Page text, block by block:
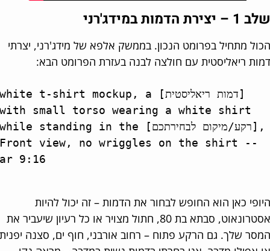
הדמות במידג'רני
מתחיל בפרומט הנכון. בממשק אלפא של מידג'רני, יצרתי
ריאליסטית עם חולצה לבנה בעזרת הפרומט הבא:
white t-shirt mockup, a [דמות ריאליסטית]
with small torso wearing a white shirt
while standing in the [רקע/מיקום לבחירתכם],
Front view, no wriggles on the shirt --
ar 9:16
כאן הוא החופש לבחור את הדמות – זה יכול להיות
אסטרונאוט, סבתא בת 80, חתול מצויר או כל רעיון שיעביר את
שלך. גם הרקע פתוח – רחוב אורבני, חוף ים, סצנה יפנית